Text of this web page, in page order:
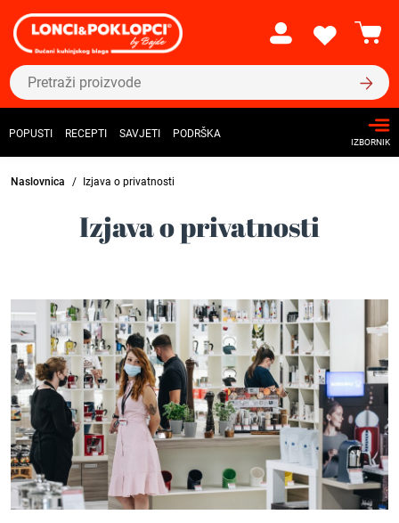
POPUSTI RECEPTI SAVJETI PODRŠKA
IZBORNIK
Naslovnica Izjava o privatnosti
Izjava o privatnosti